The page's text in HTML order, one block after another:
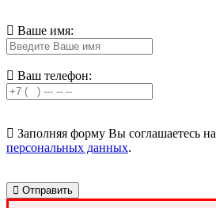
Ваше имя:
Ваш телефон:
Заполняя форму Вы соглашаетесь на
персональных данных.
Отправить